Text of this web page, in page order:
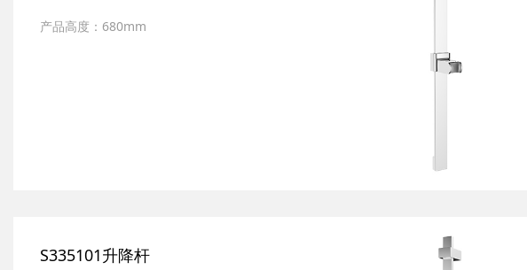
产品高度：680mm
S335101升降杆